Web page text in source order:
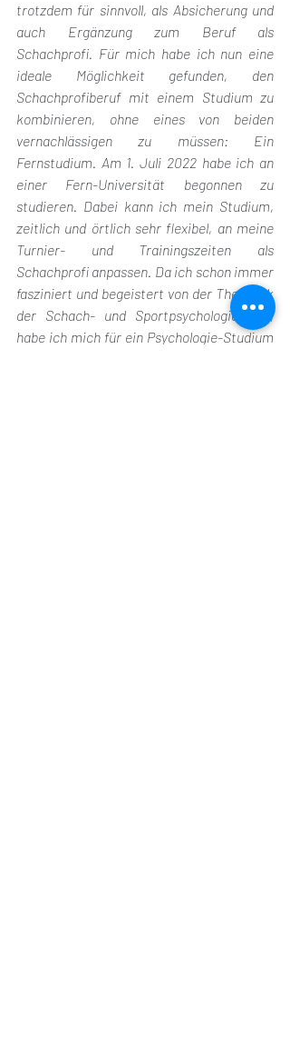
trotzdem für sinnvoll, als Absicherung und
auch Ergänzung zum Beruf als
Schachprofi. Für mich habe ich nun eine
ideale Möglichkeit gefunden, den
Schachprofiberuf mit einem Studium zu
kombinieren, ohne eines von beiden
vernachlässigen zu müssen: Ein
Fernstudium. Am 1. Juli 2022 habe ich an
einer Fern-Universität begonnen zu
studieren. Dabei kann ich mein Studium,
zeitlich und örtlich sehr flexibel, an meine
Turnier- und Trainingszeiten als
Schachprofi anpassen. Da ich schon immer
fasziniert und begeistert von der Thematik
der Schach- und Sportpsychologie war,
habe ich mich für ein Psychologie-Studium